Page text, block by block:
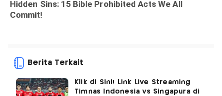
Berita Terkait
Klik di Sini! Link Live Streaming
Timnas Indonesia vs Singapura di